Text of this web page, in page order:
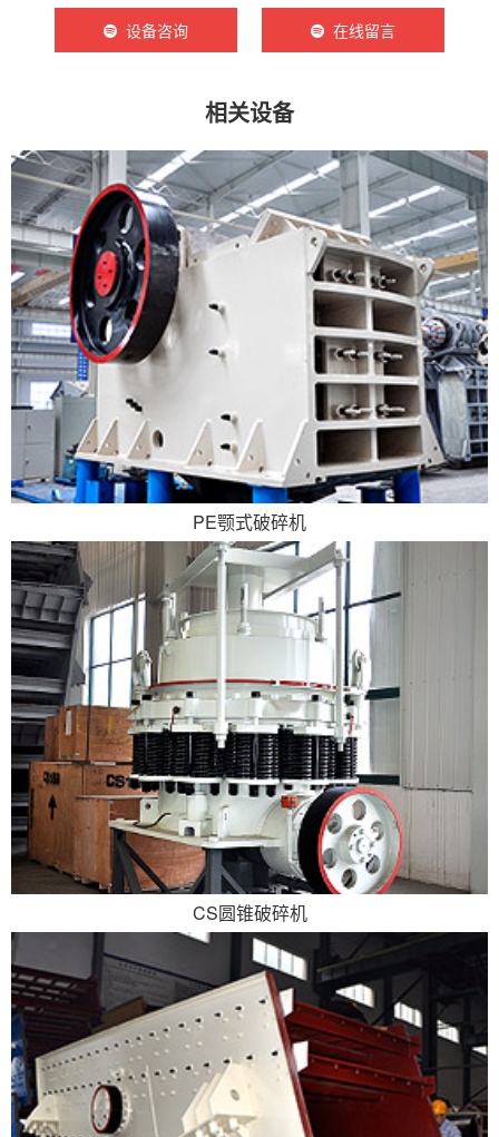
设备咨询 在线留言
相关设备
PE颚式破碎机
CS圆锥破碎机